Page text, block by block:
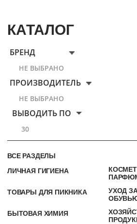
КАТАЛОГ
БРЕНД
НЕ ВЫБРАНО
ПРОИЗВОДИТЕЛЬ
НЕ ВЫБРАНО
ВЫВОДИТЬ ПО
30
ВСЕ РАЗДЕЛЫ
ЛИЧНАЯ ГИГИЕНА
ТОВАРЫ ДЛЯ ПИКНИКА
УХОД
БЫТОВАЯ ХИМИЯ